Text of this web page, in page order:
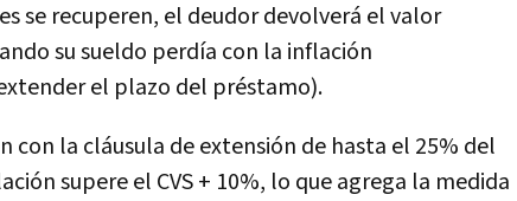
se recuperen, el deudor devolverá el valor
su sueldo perdía con la inflación
el plazo del préstamo).
con la cláusula de extensión de hasta el 25% del
supere el CVS + 10%, lo que agrega la medida